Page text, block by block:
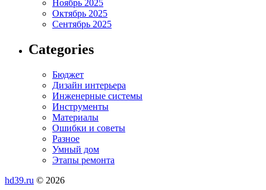
Ноябрь 2025
Октябрь 2025
Сентябрь 2025
Categories
Бюджет
Дизайн интерьера
Инженерные системы
Инструменты
Материалы
Ошибки и советы
Разное
Умный дом
Этапы ремонта
hd39.ru © 2026